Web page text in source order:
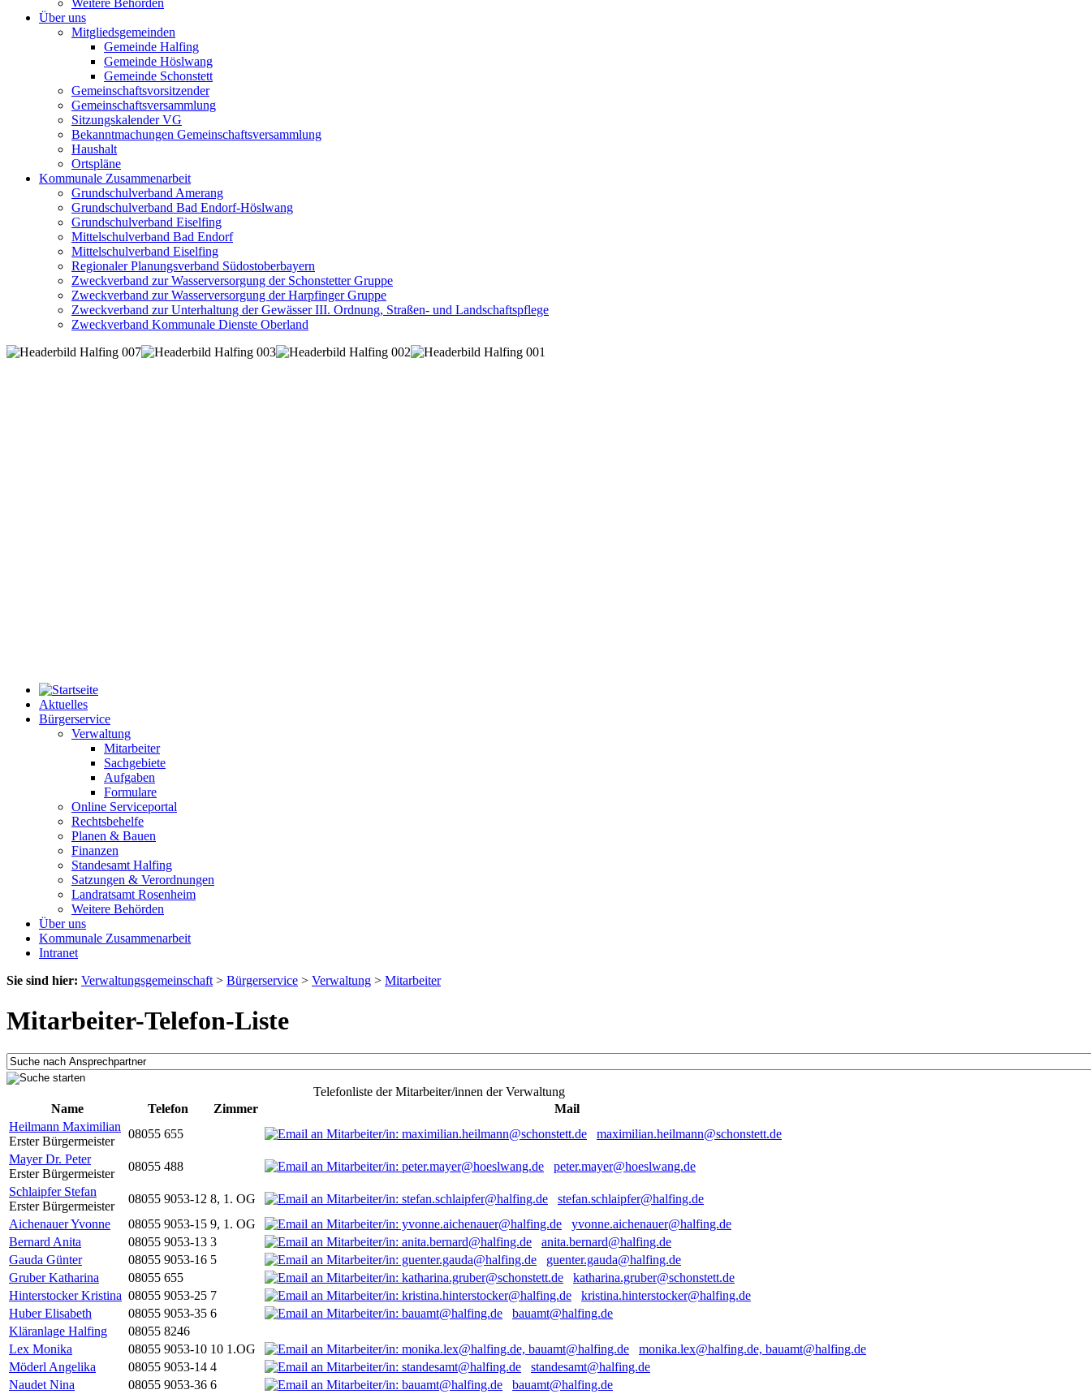
Weitere Behörden
Über uns
Mitgliedsgemeinden
Gemeinde Halfing
Gemeinde Höslwang
Gemeinde Schonstett
Gemeinschaftsvorsitzender
Gemeinschaftsversammlung
Sitzungskalender VG
Bekanntmachungen Gemeinschaftsversammlung
Haushalt
Ortspläne
Kommunale Zusammenarbeit
Grundschulverband Amerang
Grundschulverband Bad Endorf-Höslwang
Grundschulverband Eiselfing
Mittelschulverband Bad Endorf
Mittelschulverband Eiselfing
Regionaler Planungsverband Südostoberbayern
Zweckverband zur Wasserversorgung der Schonstetter Gruppe
Zweckverband zur Wasserversorgung der Harpfinger Gruppe
Zweckverband zur Unterhaltung der Gewässer III. Ordnung, Straßen- und Landschaftspflege
Zweckverband Kommunale Dienste Oberland
Aktuelles
Bürgerservice
Verwaltung
Mitarbeiter
Sachgebiete
Aufgaben
Formulare
Online Serviceportal
Rechtsbehelfe
Planen & Bauen
Finanzen
Standesamt Halfing
Satzungen & Verordnungen
Landratsamt Rosenheim
Weitere Behörden
Über uns
Kommunale Zusammenarbeit
Intranet
Sie sind hier: Verwaltungsgemeinschaft > Bürgerservice > Verwaltung > Mitarbeiter
Mitarbeiter-Telefon-Liste
Telefonliste der Mitarbeiter/innen der Verwaltung
Name
Telefon Zimmer
Mail
Heilmann Maximilian
Erster Bürgermeister
08055 655
maximilian.heilmann@schonstett.de
Mayer Dr. Peter
Erster Bürgermeister
08055 488
peter.mayer@hoeslwang.de
Schlaipfer Stefan
Erster Bürgermeister
08055 9053-12 8, 1. OG
stefan.schlaipfer@halfing.de
Aichenauer Yvonne
08055 9053-15 9, 1. OG
yvonne.aichenauer@halfing.de
Bernard Anita
08055 9053-13 3
anita.bernard@halfing.de
Gauda Günter
08055 9053-16 5
guenter.gauda@halfing.de
Gruber Katharina
08055 655
katharina.gruber@schonstett.de
Hinterstocker Kristina 08055 9053-25 7
kristina.hinterstocker@halfing.de
Huber Elisabeth
08055 9053-35 6
bauamt@halfing.de
Kläranlage Halfing
08055 8246
Lex Monika
08055 9053-10 10 1.OG
monika.lex@halfing.de, bauamt@halfing.de
Möderl Angelika
08055 9053-14 4
standesamt@halfing.de
Naudet Nina
08055 9053-36 6
bauamt@halfing.de